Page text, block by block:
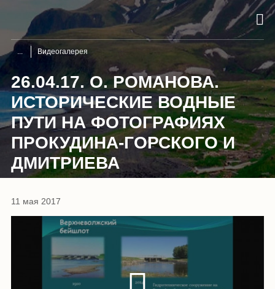
Видеогалерея
26.04.17. О. РОМАНОВА.
ИСТОРИЧЕСКИЕ ВОДНЫЕ
ПУТИ НА ФОТОГРАФИЯХ
ПРОКУДИНА-ГОРСКОГО И
ДМИТРИЕВА
11 мая 2017